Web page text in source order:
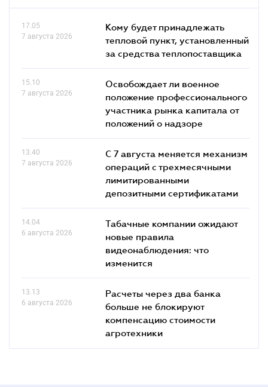
17.05
7 августа 2026
Кому будет принадлежать
тепловой пункт, установленный
за средства теплопоставщика
15.10
7 августа 2026
Освобождает ли военное
положение профессионального
участника рынка капитала от
положений о надзоре
13.40
7 августа 2026
С 7 августа меняется механизм
операций с трехмесячными
лимитированными
депозитными сертификатами
14.04
6 августа 2026
Табачные компании ожидают
новые правила
видеонаблюдения: что
изменится
13.13
6 августа 2026
Расчеты через два банка
больше не блокируют
компенсацию стоимости
агротехники